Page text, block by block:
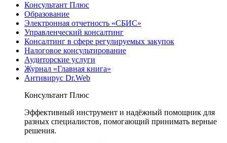
Консультант Плюс
Образование
Электронная отчетность «СБИС»
Управленческий консалтинг
Консалтинг в сфере регулируемых закупок
Налоговое консультирование
Аудиторские услуги
Журнал «Главная книга»
Антивирус Dr.Web
Консультант Плюс
Эффективный инструмент и надёжный помощник для
разных специалистов, помогающий принимать верные
решения.